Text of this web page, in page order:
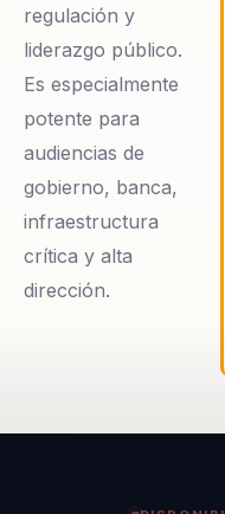
regulación y
liderazgo público.
Es especialmente
potente para
audiencias de
gobierno, banca,
infraestructura
crítica y alta
dirección.